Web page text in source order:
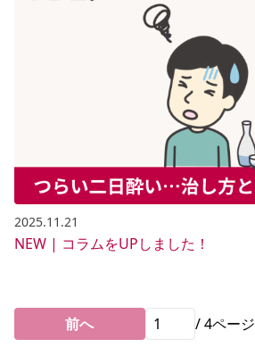
2025.11.21
NEW | コラムをUPしました！
前へ /4ページ